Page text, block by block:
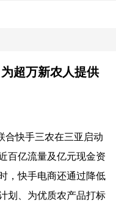
超万新农人提供
合快手三农在三亚启动
百亿流量及亿元现金资
，快手电商还通过降低
划、为优质农产品打标